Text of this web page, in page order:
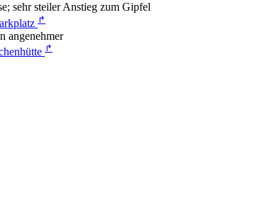
sehr steiler Anstieg zum Gipfel
↱
angenehmer
↱